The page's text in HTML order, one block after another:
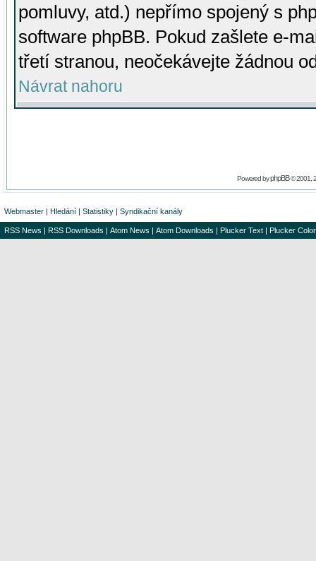
pomluvy, atd.) nepřímo spojený s
software phpBB. Pokud zašlete e-
třetí stranou, neočekávejte žádnou
Návrat nahoru
Powered byphpBB© 2001,
Webmaster | Hledání | Statistiky | Syndikační kanály
RSS News | RSS Downloads | Atom News | Atom Downloads | Plucker Text | Plucker Color